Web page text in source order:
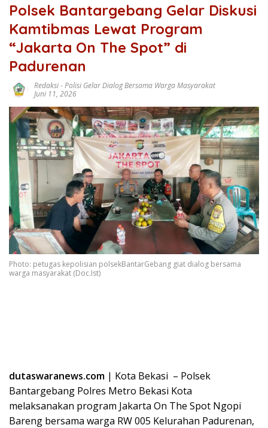
Polsek Bantargebang Gelar Diskusi
Kamtibmas Lewat Program
“Jakarta On The Spot” di
Padurenan
Redaksi-Polisi Gelar Dialog Bersama Warga Masyarakat
Juni 11, 2026
Photo: petugas kepolisian polsekBantarGebang giat dialog bersama
warga masyarakat (Doc.Ist)
dutaswaranews.com | Kota Bekasi – Polsek
Bantargebang Polres Metro Bekasi Kota
melaksanakan program Jakarta On The Spot Ngopi
Bareng bersama warga RW 005 Kelurahan Padurenan,